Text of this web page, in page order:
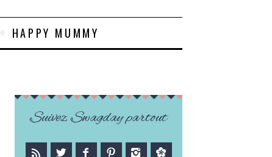
HAPPY MUMMY
Suivez Swagday partout